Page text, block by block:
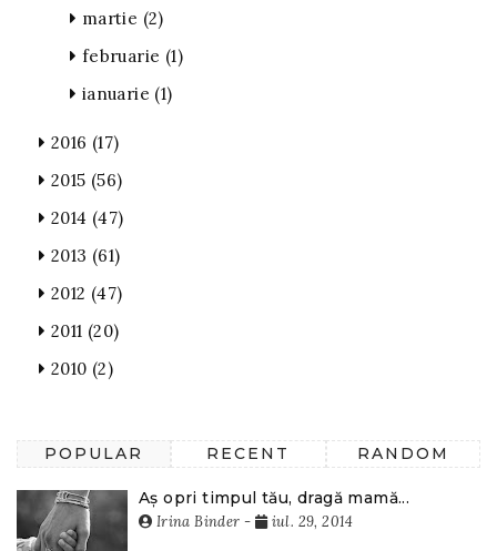
martie (2)
februarie (1)
ianuarie (1)
2016 (17)
2015 (56)
2014 (47)
2013 (61)
2012 (47)
2011 (20)
2010 (2)
POPULAR RECENT RANDOM
Aș opri timpul tău, dragă mamă...
Irina Binder - iul. 29, 2014